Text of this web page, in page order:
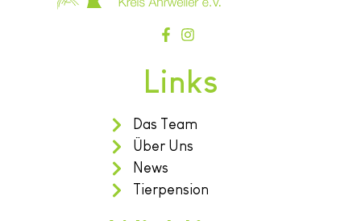
Links
Das Team
Über Uns
News
Tierpension